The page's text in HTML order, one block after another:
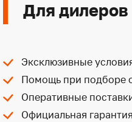
Для дилеров
Эксклюзивные
Помощь при подборе
Оперативные
Официальная